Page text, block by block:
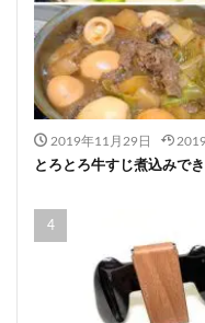
2019年11月29日
とろとろ牛すじ煮込みで